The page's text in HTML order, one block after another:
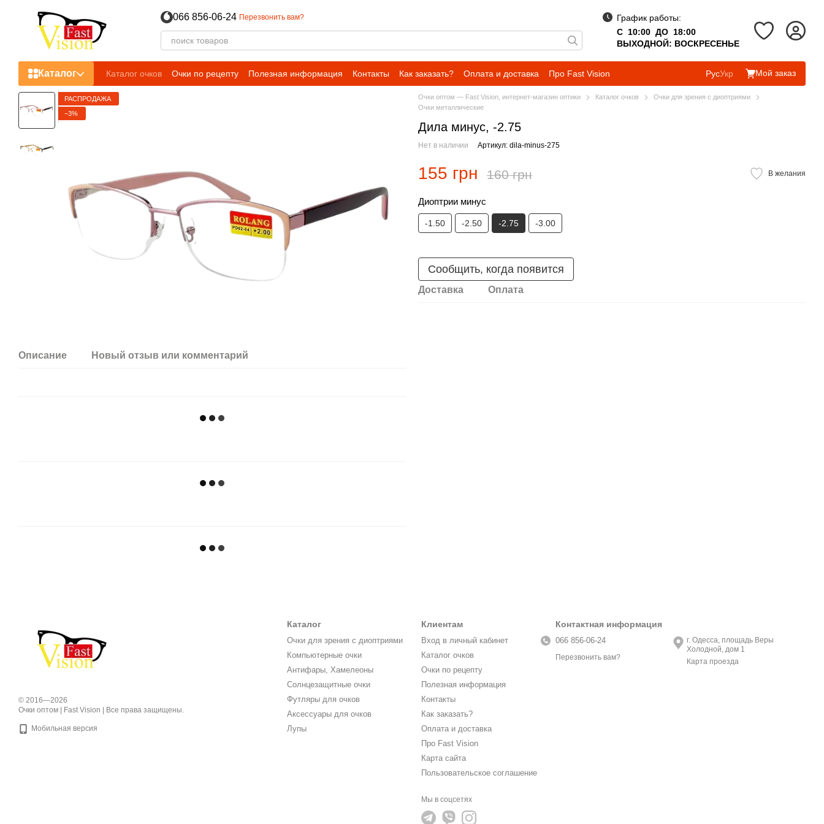
066 856-06-24 Перезвонить вам?
График работы:
С 10:00 ДО 18:00
ВЫХОДНОЙ: ВОСКРЕСЕНЬЕ
Каталог Каталог очков Очки по рецепту Полезная информация Контакты Как заказать? Оплата и доставка
Про Fast Vision
Пользовательское соглашение
РусУкр Мой заказ
РАСПРОДАЖА
−3%
Описание Новый отзыв или комментарий
Очки оптом — Fast Vision, интернет-магазин оптики Каталог очков
Очки для зрения с диоптриями
Очки металлические
Дила минус, -2.75
Нет в наличии Артикул: dila-minus-275
155 грн 160 грн В желания
Диоптрии минус
-1.50 -2.50 -2.75 -3.00
Сообщить, когда появится
Доставка Оплата
© 2016—2026
Очки оптом | Fast Vision | Все права защищены.
Мобильная версия
Каталог
Очки для зрения с диоптриями
Компьютерные очки
Антифары, Хамелеоны
Солнцезащитные очки
Футляры для очков
Аксессуары для очков
Лупы
Клиентам
Вход в личный кабинет
Каталог очков
Очки по рецепту
Полезная информация
Контакты
Как заказать?
Оплата и доставка
Про Fast Vision
Карта сайта
Пользовательское соглашение
Мы в соцсетях
Контактная информация
066 856-06-24
Перезвонить вам?
г. Одесса, площадь Веры
Холодной, дом 1
Карта проезда